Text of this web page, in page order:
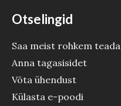
Otselingid
Saa meist rohkem teada
Anna tagasisidet
Võta ühendust
Külasta e-poodi